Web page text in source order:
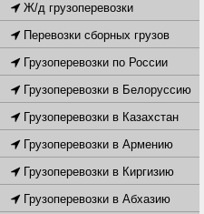
Ж/д грузоперевозки
Перевозки сборных грузов
Грузоперевозки по России
Грузоперевозки в Белоруссию
Грузоперевозки в Казахстан
Грузоперевозки в Армению
Грузоперевозки в Киргизию
Грузоперевозки в Абхазию